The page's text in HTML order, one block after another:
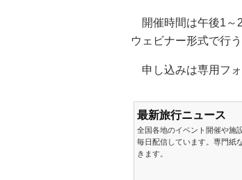
開催時間は午後1～
ウェビナー形式で行う
申し込みは専用フ
最新旅行ニュース
全国各地のイベント開催や施
毎日配信しています。専門紙
きます。